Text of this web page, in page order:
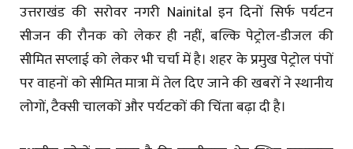
उत्तराखंड की सरोवर नगरी Nainital इन दिनों सिर्फ पर्यटन
सीजन की रौनक को लेकर ही नहीं, बल्कि पेट्रोल-डीजल की
सीमित सप्लाई को लेकर भी चर्चा में है। शहर के प्रमुख पेट्रोल पंपों
पर वाहनों को सीमित मात्रा में तेल दिए जाने की खबरों ने स्थानीय
लोगों, टैक्सी चालकों और पर्यटकों की चिंता बढ़ा दी है।